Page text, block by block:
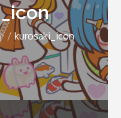
kurosaki_icon